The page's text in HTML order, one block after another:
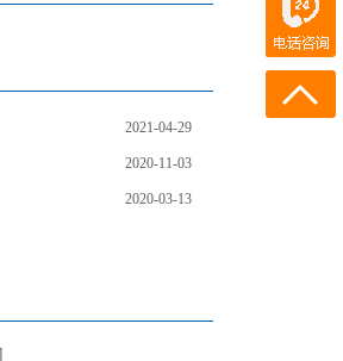
2021-04-29
2020-11-03
2020-03-13